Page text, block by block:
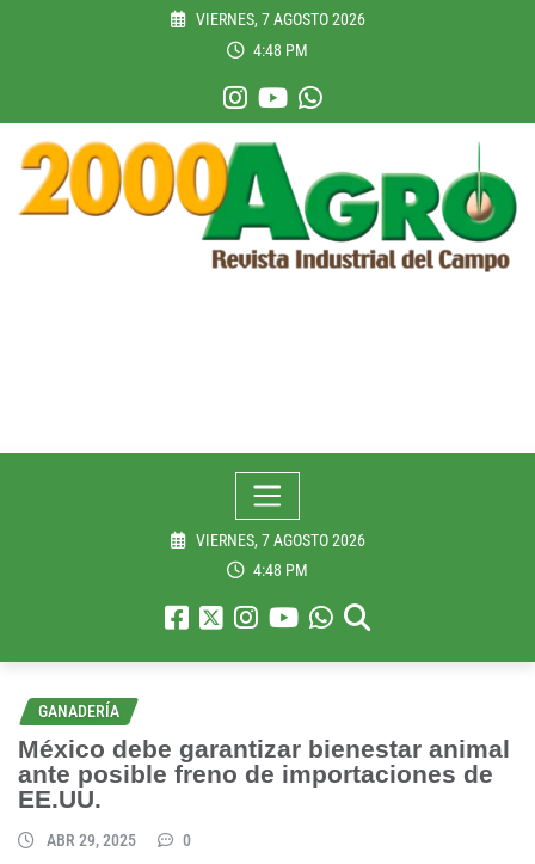
VIERNES, 7 AGOSTO 2026
4:48 PM
VIERNES, 7 AGOSTO 2026
4:48 PM
GANADERÍA
México debe garantizar bienestar animal
ante posible freno de importaciones de
EE.UU.
ABR 29, 2025 0